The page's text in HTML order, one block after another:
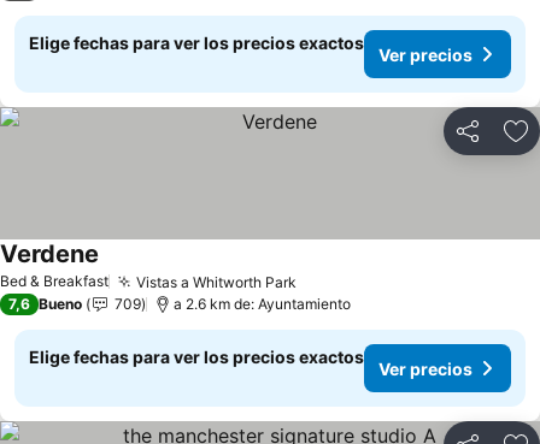
Elige fechas para ver los precios exactos
Ver precios
Compartir
Bed & Breakfast Vistas a Whitworth Park
Verdene
7,6 Bueno 709 a 2.6 km de: Ayuntamiento
Elige fechas para ver los precios exactos
Ver precios